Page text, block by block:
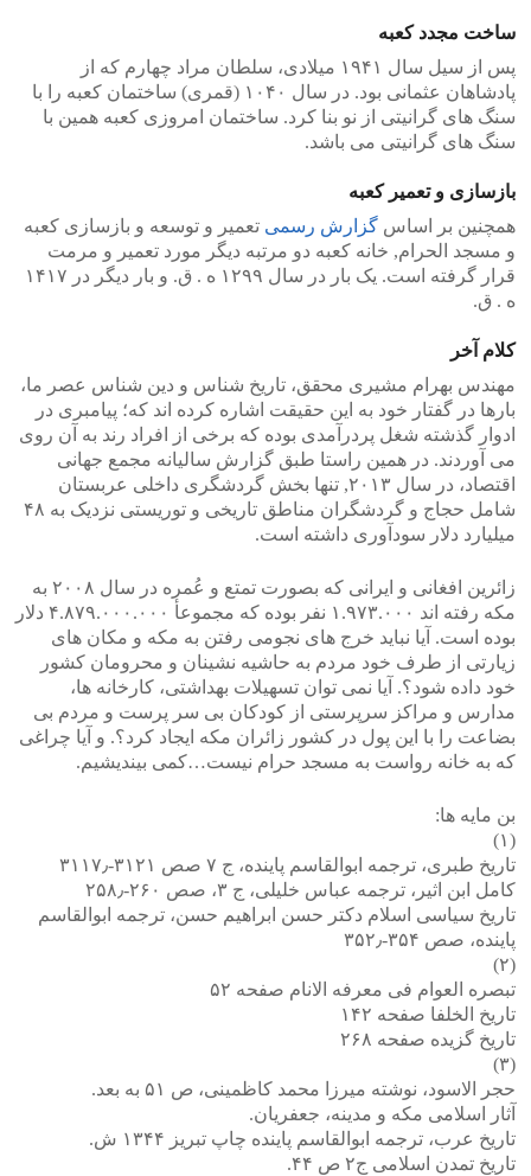
ساخت مجدد کعبه
پس از سیل سال ١٩۴١ میلادی، سلطان مراد چهارم که از
پادشاهان عثمانی بود. در سال ۱۰۴۰ (قمری) ساختمان کعبه را با
سنگ های گرانیتی از نو بنا کرد. ساختمان امروزی کعبه همین با
سنگ های گرانیتی می باشد.
بازسازی و تعمیر کعبه
همچنین بر اساس گزارش رسمی تعمیر و توسعه و بازسازی کعبه
و مسجد الحرام, خانه کعبه دو مرتبه دیگر مورد تعمیر و مرمت
قرار گرفته است. یک بار در سال ١٢٩٩ ه . ق. و بار دیگر در ١۴١٧
ه . ق.
کلام آخر
مهندس بهرام مشیری محقق، تاریخ شناس و دین شناس عصر ما،
بارها در گفتار خود به این حقیقت اشاره کرده اند که؛ پیامبری در
ادوار گذشته شغل پردرآمدی بوده که برخی از افراد رند به آن روی
می آوردند. در همین راستا طبق گزارش سالیانه مجمع جهانی
اقتصاد، در سال ٢٠١٣, تنها بخش گردشگری داخلی عربستان
شامل حجاج و گردشگران مناطق تاریخی و توریستی نزدیک به ۴٨
میلیارد دلار سودآوری داشته است.
زائرین افغانی و ایرانی که بصورت تمتع و عُمره در سال ٢٠٠٨ به
مکه رفته اند ١.٩٧٣.٠٠٠ نفر بوده که مجموعأ ۴.٨٧٩.٠٠٠.٠٠٠ دلار
بوده است. آیا نباید خرج های نجومی رفتن به مکه و مکان های
زیارتی از طرف خود مردم به حاشیه نشینان و محرومان کشور
خود داده شود؟. آیا نمی توان تسهیلات بهداشتی، کارخانه ها،
مدارس و مراکز سرپرستی از کودکان بی سر پرست و مردم بی
بضاعت را با این پول در کشور زائران مکه ایجاد کرد؟. و آیا چراغی
که به خانه رواست به مسجد حرام نیست…کمی بیندیشیم.
بن مایه ها:
(١)
تاریخ طبری، ترجمه ابوالقاسم پاینده، ج ۷ صص ۳۱۲۱-۳۱۱۷٫
کامل ابن اثیر، ترجمه عباس خلیلی، ج ۳، صص ۲۶۰-۲۵۸٫
تاریخ سیاسی اسلام دکتر حسن ابراهیم حسن، ترجمه ابوالقاسم
پاینده، صص ۳۵۴-۳۵۲٫
(٢)
تبصره العوام فی معرفه الانام صفحه ۵۲
تاریخ الخلفا صفحه ۱۴۲
تاریخ گزیده صفحه ۲۶۸
(٣)
حجر الاسود، نوشته میرزا محمد کاظمینی، ص ۵١ به بعد.
آثار اسلامی مکه و مدینه، جعفریان.
تاریخ عرب، ترجمه ابوالقاسم پاینده چاپ تبریز ۱۳۴۴ ش.
تاریخ تمدن اسلامی ج۲ ص ۴۴.